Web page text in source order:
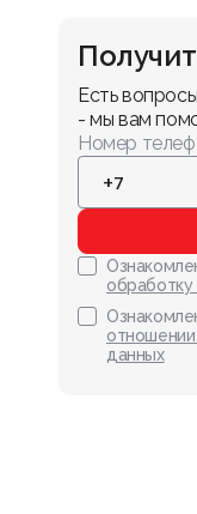
Есть
- мы вам
Номер
данных